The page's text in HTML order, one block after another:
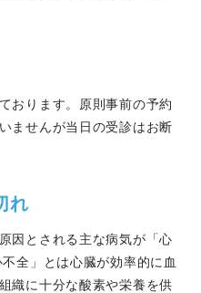
Courseと題したPCI
医師がDMAT三次隊として
る予定です。
健康講座がアクリエひめ
医師が講師として参加しま
おります。原則事前の予約
ませんが当日の受診はお断
れ
因とされる主な病気が「心
全」とは心臓が効率的に血
織に十分な酸素や栄養を供